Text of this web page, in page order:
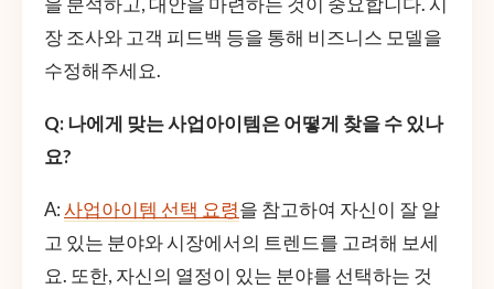
장 조사와 고객 피드백 등을 통해 비즈니스 모델을
수정해주세요.
Q: 나에게 맞는 사업아이템은 어떻게 찾을 수 있나
요?
A:사업아이템 선택 요령을 참고하여 자신이 잘 알
고 있는 분야와 시장에서의 트렌드를 고려해 보세
요. 또한, 자신의 열정이 있는 분야를 선택하는 것